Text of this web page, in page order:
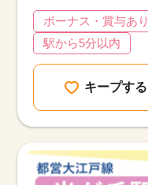
ボーナス・賞与あり
駅から5分以内
キープする